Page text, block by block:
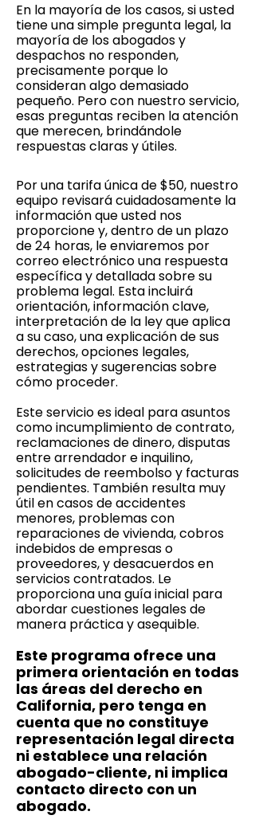
En la mayoría de los casos, si usted
tiene una simple pregunta legal, la
mayoría de los abogados y
despachos no responden,
precisamente porque lo
consideran algo demasiado
pequeño. Pero con nuestro servicio,
esas preguntas reciben la atención
que merecen, brindándole
respuestas claras y útiles.
Por una tarifa única de $50, nuestro
equipo revisará cuidadosamente la
información que usted nos
proporcione y, dentro de un plazo
de 24 horas, le enviaremos por
correo electrónico una respuesta
específica y detallada sobre su
problema legal. Esta incluirá
orientación, información clave,
interpretación de la ley que aplica
a su caso, una explicación de sus
derechos, opciones legales,
estrategias y sugerencias sobre
cómo proceder.
Este servicio es ideal para asuntos
como incumplimiento de contrato,
reclamaciones de dinero, disputas
entre arrendador e inquilino,
solicitudes de reembolso y facturas
pendientes. También resulta muy
útil en casos de accidentes
menores, problemas con
reparaciones de vivienda, cobros
indebidos de empresas o
proveedores, y desacuerdos en
servicios contratados. Le
proporciona una guía inicial para
abordar cuestiones legales de
manera práctica y asequible.
Este programa ofrece una
primera orientación en todas
las áreas del derecho en
California, pero tenga en
cuenta que no constituye
representación legal directa
ni establece una relación
abogado-cliente, ni implica
contacto directo con un
abogado.